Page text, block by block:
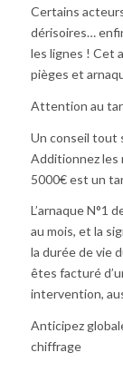
Certains
dérisoires…
les lignes ! Cet
pièges et
Attention au
Un conseil tout
Additionnez les
5000€ est un
L’arnaque N°1
au mois, et la
la durée de vie
êtes facturé
intervention,
Anticipez
chiffrage